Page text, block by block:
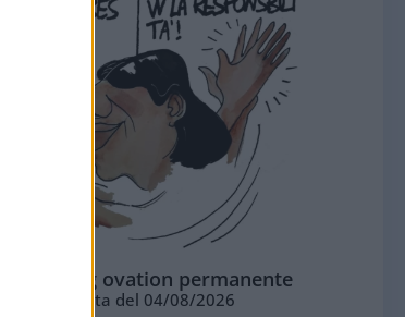
La standing ovation permanente
Vignetta del 04/08/2026